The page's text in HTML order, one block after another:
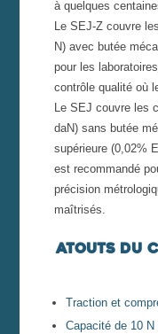
à quelques
Le SEJ-Z couvre
N) avec butée
pour les
contrôle qualité où
Le SEJ couvre les
daN) sans butée
supérieure (0,02%
est recommandé
précision
maîtrisés.
Atouts du
Traction et
Capacité de 10 N